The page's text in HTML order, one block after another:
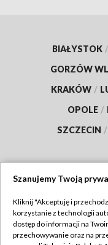
BIAŁYSTOK /
GORZÓW
KRAKÓW /
OPOLE /
SZCZECIN /
Abonament TVP
Szanujemy Twoją
Kliknij "Akceptuję i
korzystanie z technologii
dostęp do informacji na
przechowywanie oraz na